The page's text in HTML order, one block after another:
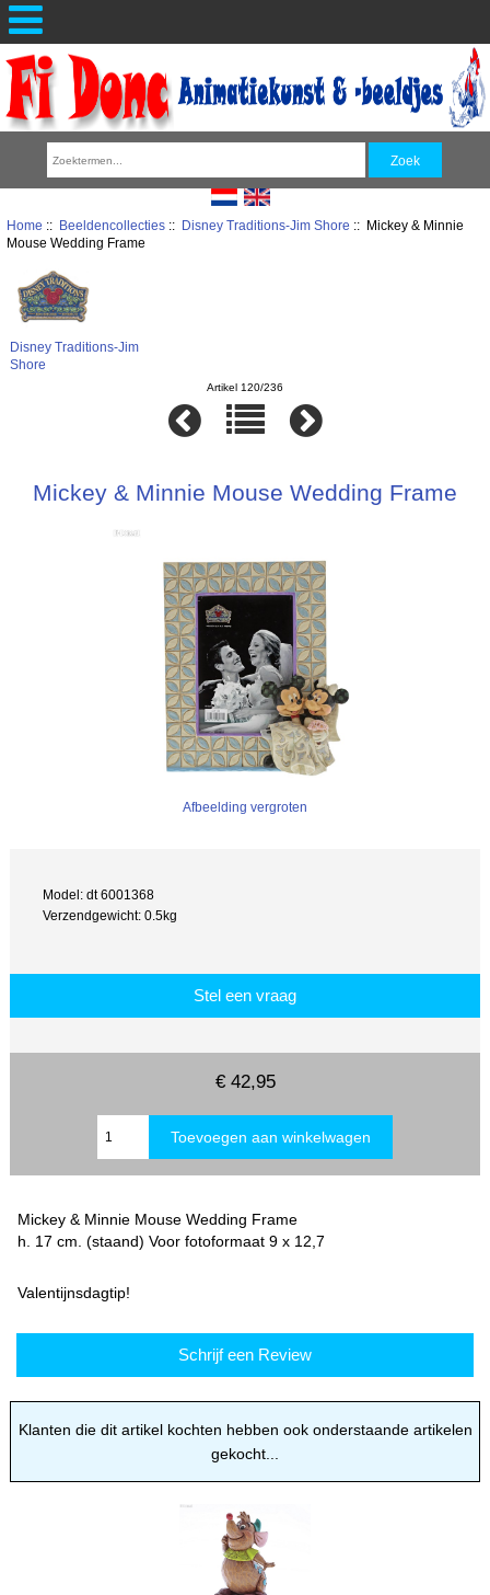
Home :: Beeldencollecties:: Disney Traditions-Jim Shore :: Mickey & Minnie
Mouse Wedding Frame
Disney Traditions-Jim
Shore
Artikel 120/236
Mickey & Minnie Mouse Wedding Frame
Afbeelding vergroten
Model: dt 6001368
Verzendgewicht: 0.5kg
Stel een vraag
€ 42,95
Mickey & Minnie Mouse Wedding Frame
h. 17 cm. (staand) Voor fotoformaat 9 x 12,7
Valentijnsdagtip!
Schrijf een Review
Klanten die dit artikel kochten hebben ook onderstaande artikelen
gekocht...